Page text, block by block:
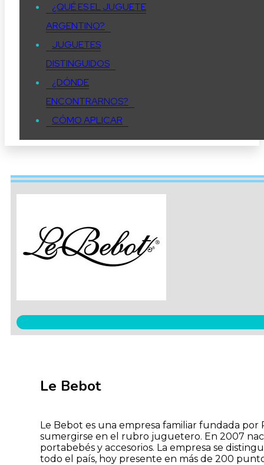
¿QUÉ ES EL JUGUETE
ARGENTINO?
JUGUETES
DISTINGUIDOS
¿DÓNDE
ENCONTRARNOS?
CÓMO APLICAR
Le Bebot
Le Bebot es una empresa familiar fundada por
sumergirse en el rubro juguetero. En 2007
portabebés y accesorios. La empresa se
todo el país, hoy presente en más de 200